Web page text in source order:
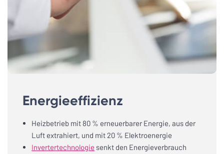
Energieeffizienz
Heizbetrieb mit 80 % erneuerbarer Energie, aus der
Luft extrahiert, und mit 20 % Elektroenergie
Invertertechnologie senkt den Energieverbrauch